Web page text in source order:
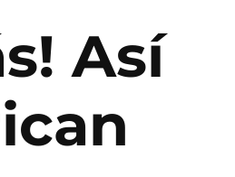
Así